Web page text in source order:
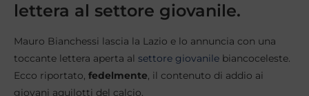
lettera al settore giovanile.
Mauro Bianchessi lascia la Lazio e lo annuncia con una
toccante lettera aperta al settore giovanile biancoceleste.
Ecco riportato, fedelmente, il contenuto di addio ai
giovani aquilotti del calcio.